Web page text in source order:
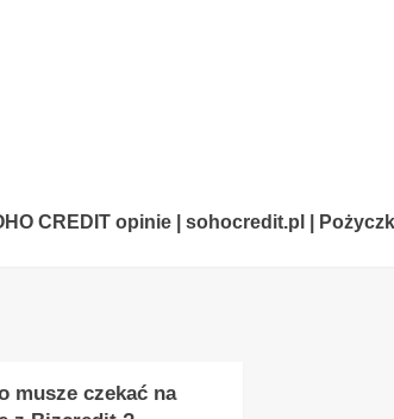
CREDIT opinie | sohocredit.pl |
musze czekać na